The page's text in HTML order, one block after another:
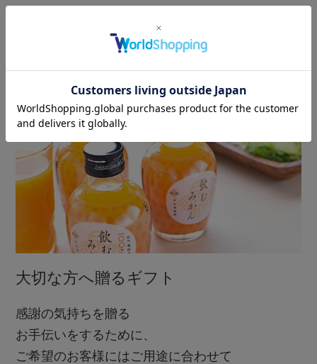
早和果樹園の
大切な方へ贈るギフト
感謝の気持ちを贈る
お手伝いをするために、
ご希望のお客様にはご用途に合わせて